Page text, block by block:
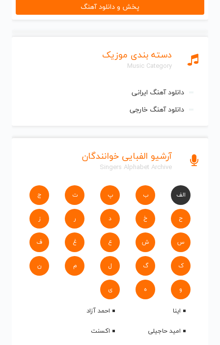
دسته بندی موزیک
Music Category
دانلود آهنگ ایرانی
دانلود آهنگ خارجی
آرشیو الفبایی خوانندگان
Singers Alphabet Archive
الف ب پ ت ج
ح خ د ر ز
س ش ع غ ف
ک گ ل م ن
و ه ی
اینا
احمد آزاد
امید حاجیلی
اکسنت
پخش و دانلود آهنگ